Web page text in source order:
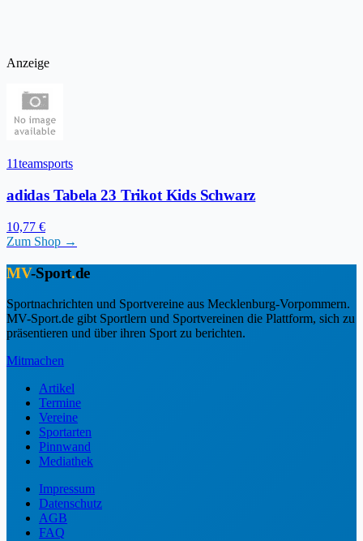
Anzeige
11teamsports
adidas Tabela 23 Trikot Kids Schwarz
10,77 €
Zum Shop →
MV-Sport.de
Sportnachrichten und Sportvereine aus Mecklenburg-Vorpommern.
MV-Sport.de gibt Sportlern und Sportvereinen die Plattform, sich zu
präsentieren und über ihren Sport zu berichten.
Mitmachen
Artikel
Termine
Vereine
Sportarten
Pinnwand
Mediathek
Impressum
Datenschutz
AGB
FAQ